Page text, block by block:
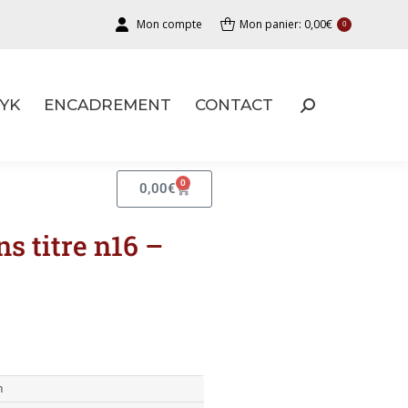
Mon compte Mon panier: 0,00€ 0
ENCADREMENT CONTACT
0,00€ 0
titre n16 –